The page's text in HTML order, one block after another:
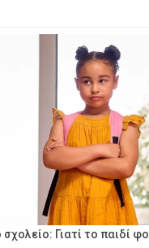
Γιατί το παιδί